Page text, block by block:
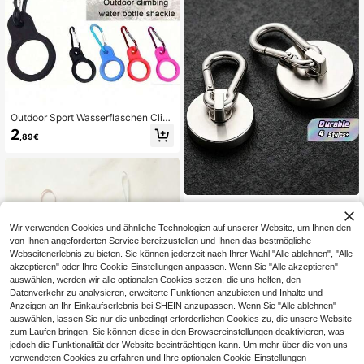
Outdoor Sport Wasserflaschen Clip
- Schwarzer Silikon Clip (Geeignet
für Outdoor Kletterausrüstung und
aktisches Zubehör für Strandurlaub
und Campusleben, zum Campen
2 ,89€
etische Haken mit Schnellverschlus
s - 8 lbs Neodym-Magnete, drehbar
es Design, geeignet für Grillen, Küc
he, Garage und Kreuzfahrt, Frühling
ssaison
3,81€
Wir verwenden Cookies und ähnliche Technologien auf unserer Website, um Ihnen den
von Ihnen angeforderten Service bereitzustellen und Ihnen das bestmögliche
Webseitenerlebnis zu bieten. Sie können jederzeit nach Ihrer Wahl "Alle ablehnen", "Alle
akzeptieren" oder Ihre Cookie-Einstellungen anpassen. Wenn Sie "Alle akzeptieren"
auswählen, werden wir alle optionalen Cookies setzen, die uns helfen, den
Datenverkehr zu analysieren, erweiterte Funktionen anzubieten und Inhalte und
Anzeigen an Ihr Einkaufserlebnis bei SHEIN anzupassen. Wenn Sie "Alle ablehnen"
auswählen, lassen Sie nur die unbedingt erforderlichen Cookies zu, die unsere Website
zum Laufen bringen. Sie können diese in den Browsereinstellungen deaktivieren, was
jedoch die Funktionalität der Website beeinträchtigen kann. Um mehr über die von uns
verwendeten Cookies zu erfahren und Ihre optionalen Cookie-Einstellungen